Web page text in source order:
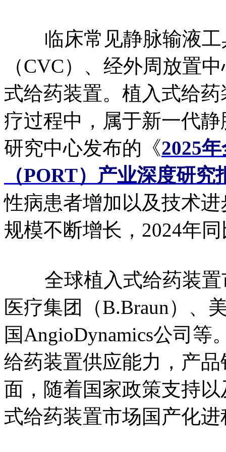
临床常见静脉输液工
（CVC）、经外周放置
式给药装置。植入式给
疗过程中，属于新一代
研究中心发布的《2025
（PORT）产业深度研究
性病患者增加以及技术
规模不断增长，2024年
全球植入式给药装置
医疗集团（B.Braun）、
国AngioDynamics公司
给药装置供应能力，产
面，随着国家政策支持
式给药装置市场国产化